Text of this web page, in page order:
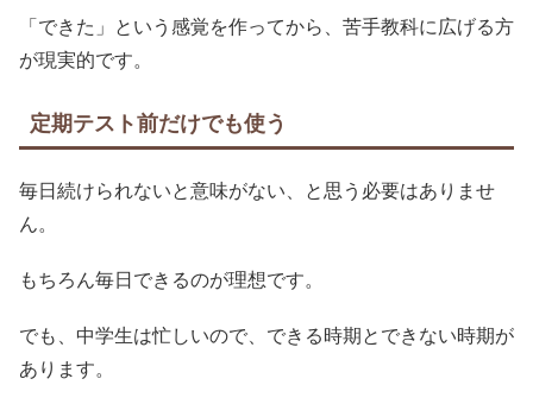
「できた」という感覚を作ってから、苦手教科に広げる方
が現実的です。
定期テスト前だけでも使う
毎日続けられないと意味がない、と思う必要はありませ
ん。
もちろん毎日できるのが理想です。
でも、中学生は忙しいので、できる時期とできない時期が
あります。